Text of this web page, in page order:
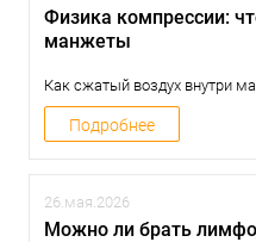
Физика компрессии:
манжеты
Как сжатый воздух внутри
лимфоотток и венозное
языком разбираем физику
принцип работы
почему его действие
насоса.
Подробнее
26.мая.2026
Можно ли брать